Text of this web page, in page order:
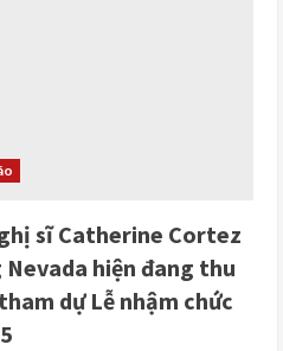
sĩ Catherine Cortez
hiện đang thu
dự Lễ nhậm chức